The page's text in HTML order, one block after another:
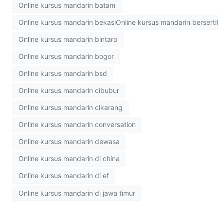
Online kursus mandarin batam
Online kursus mandarin bekasiOnline kursus mandarin
Online kursus mandarin bintaro
Online kursus mandarin bogor
Online kursus mandarin bsd
Online kursus mandarin cibubur
Online kursus mandarin cikarang
Online kursus mandarin conversation
Online kursus mandarin dewasa
Online kursus mandarin di china
Online kursus mandarin di ef
Online kursus mandarin di jawa timur